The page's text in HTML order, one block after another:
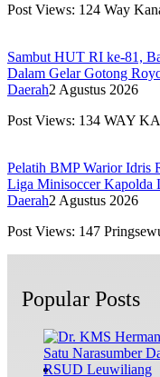
Post Views: 124 Way
Sambut HUT RI ke-81,
Dalam Gelar Gotong
Daerah2 Agustus 2026
Post Views: 134 WAY
Pelatih BMP Warior Idris
Liga Minisoccer Kapolda
Daerah2 Agustus 2026
Post Views: 147
Popular Posts